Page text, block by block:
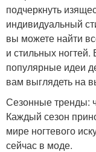
подчеркнуть
индивидуальный
вы можете найти
и стильных
популярные идеи
вам выглядеть на
Сезонные тренды:
Каждый сезон
мире ногтевого
сейчас в моде.